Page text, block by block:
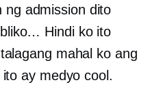
ng admission dito
Hindi ko ito
mahal ko ang
ay medyo cool.